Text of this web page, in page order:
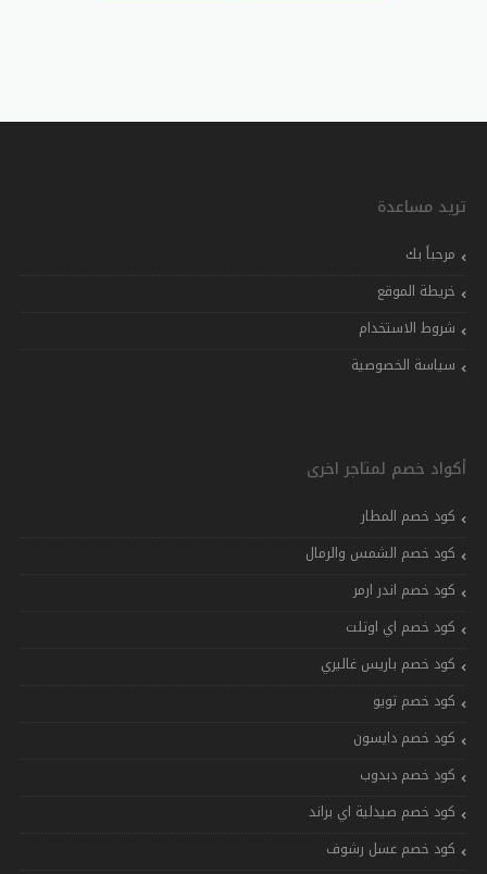
تريد مساعدة
مرحباً بك
خريطة الموقع
شروط الاستخدام
سياسة الخصوصية
أكواد خصم لمتاجر اخرى
كود خصم المطار
كود خصم الشمس والرمال
كود خصم اندر ارمر
كود خصم اي اوتلت
كود خصم باريس غاليري
كود خصم تويو
كود خصم دايسون
كود خصم دبدوب
كود خصم صيدلية اي براند
كود خصم عسل رشوف